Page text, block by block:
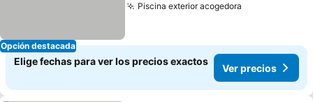
Opción destacada
Piscina exterior acogedora
Elige fechas para ver los precios exactos
Ver precios